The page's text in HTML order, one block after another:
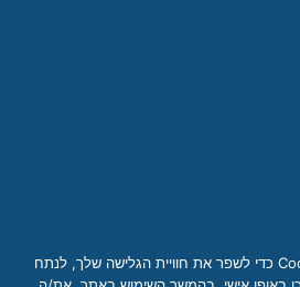
אנו משתמשים בקובצי Cookie כדי לשפר את חוויית הגלישה שלך, לנתח